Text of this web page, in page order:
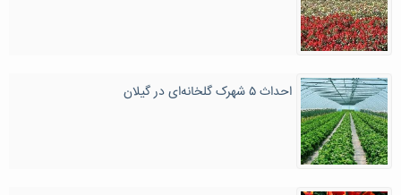
احداث ۵ شهرک گلخانه‌ای در گیلان